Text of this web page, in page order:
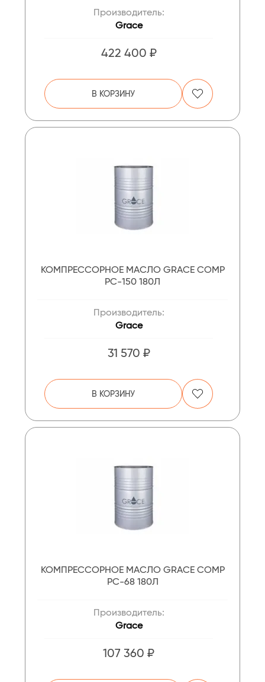
Производитель:
Grace
422 400 ₽
В КОРЗИНУ
КОМПРЕССОРНОЕ МАСЛО GRACE COMP
PC-150 180Л
Производитель:
Grace
31 570 ₽
В КОРЗИНУ
КОМПРЕССОРНОЕ МАСЛО GRACE COMP
PC-68 180Л
Производитель:
Grace
107 360 ₽